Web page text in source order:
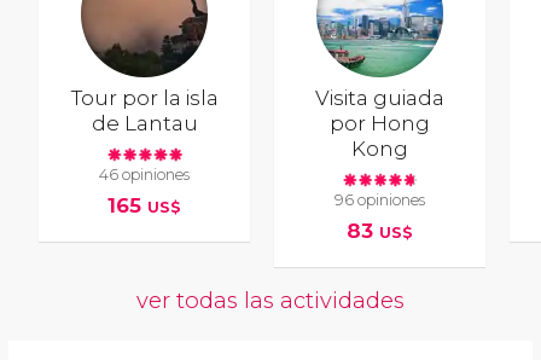
Tour por la isla
de Lantau
46 opiniones
165 US$
Visita guiada
por Hong
Kong
96 opiniones
83 US$
ver todas las actividades